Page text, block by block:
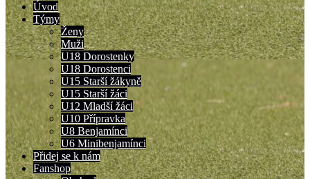
Úvod
Týmy
Ženy
Muži
U18 Dorostenky
U18 Dorostenci
U15 Starší žákyně
U15 Starší žáci
U12 Mladší žáci
U10 Přípravka
U8 Benjamínci
U6 Minibenjamínci
Přidej se k nám
Fanshop